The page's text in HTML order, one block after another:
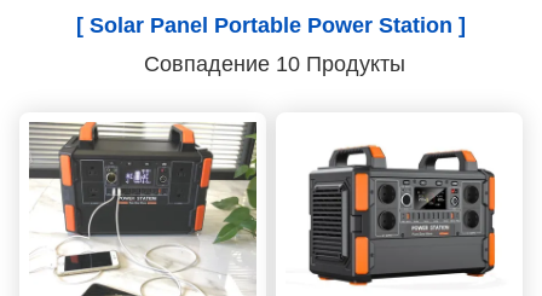
[ Solar Panel Portable Power Station ]
Совпадение 10 Продукты